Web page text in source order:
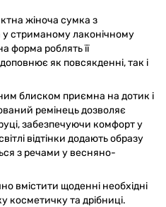
жіноча сумка з
у стриманому лаконічному
форма роблять її
як повсякденні, так і
блиском приємна на дотик і
ремінець дозволяє
забезпечуючи комфорт у
відтінки додають образу
з речами у весняно-
вмістити щоденні необхідні
косметичку та дрібниці.